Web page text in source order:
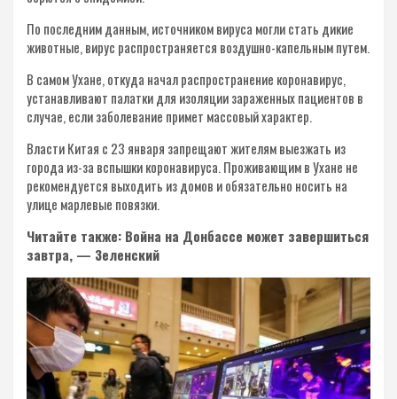
По последним данным, источником вируса могли стать дикие
животные, вирус распространяется воздушно-капельным путем.
В самом Ухане, откуда начал распространение коронавирус,
устанавливают палатки для изоляции зараженных пациентов в
случае, если заболевание примет массовый характер.
Власти Китая с 23 января запрещают жителям выезжать из
города из-за вспышки коронавируса. Проживающим в Ухане не
рекомендуется выходить из домов и обязательно носить на
улице марлевые повязки.
Читайте также: Война на Донбассе может завершиться
завтра, — Зеленский